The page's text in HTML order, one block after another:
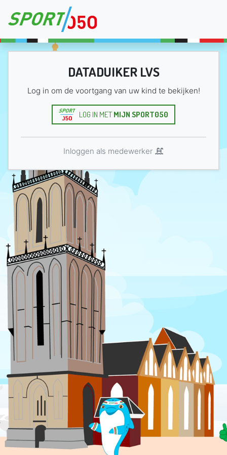
DATADUIKER LVS
Log in om de voortgang van uw kind te bekijken!
LOG IN MET MIJN SPORT050
Inloggen als medewerker